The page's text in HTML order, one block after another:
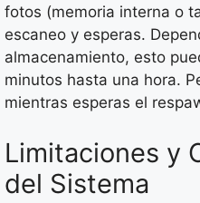
fotos (memoria interna o
escaneo y esperas.
almacenamiento, esto
minutos hasta una hora.
mientras esperas el
Limitaciones y
del Sistema